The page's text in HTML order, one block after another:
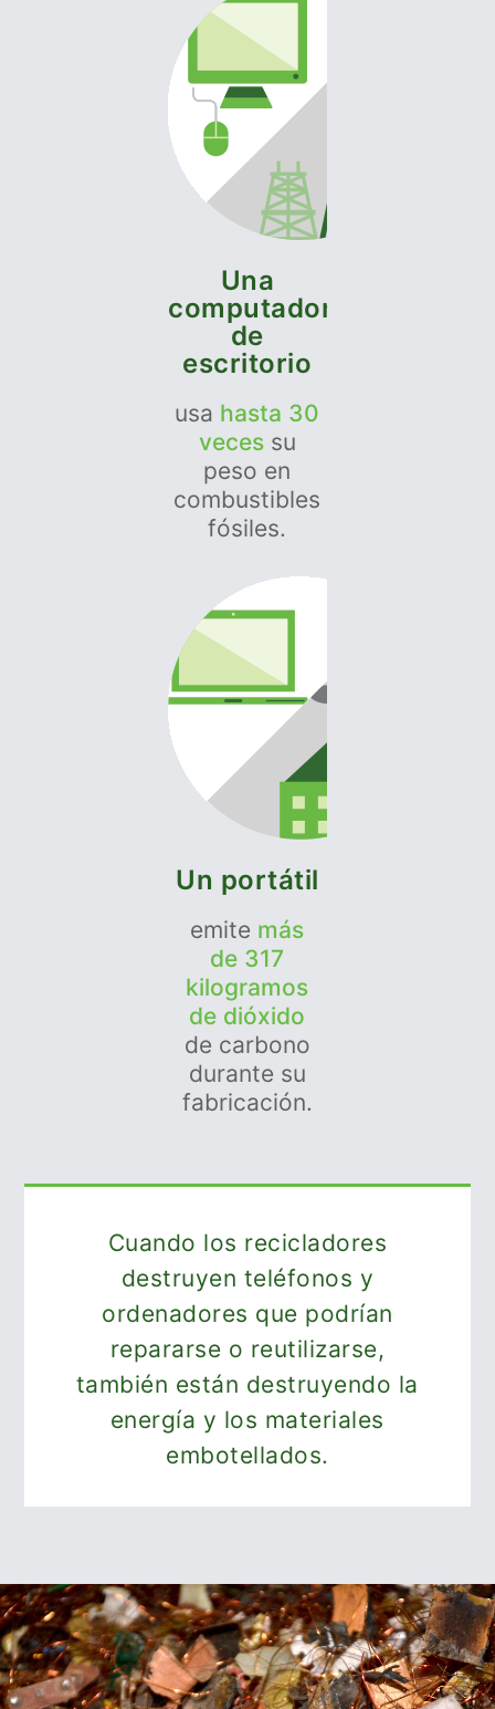
Una
computadora
de
escritorio
usa hasta 30
vecessu
peso en
combustibles
fósiles.
Un portátil
emite más
de 317
kilogramos
de dióxido
de carbono
durante su
fabricación.
Cuando los recicladores
destruyen teléfonos y
ordenadores que podrían
repararse o reutilizarse,
también están destruyendo la
energía y los materiales
embotellados.